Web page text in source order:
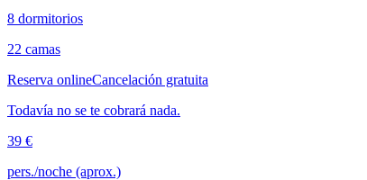
8 dormitorios
22 camas
Reserva onlineCancelación gratuita
Todavía no se te cobrará nada.
39 €
pers./noche (aprox.)